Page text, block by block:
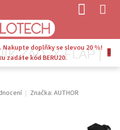
Nakupte doplňky se slevou 20 %!
zadáte kód BERU20.
ZAD. X-FLAP |
Značka: AUTHOR